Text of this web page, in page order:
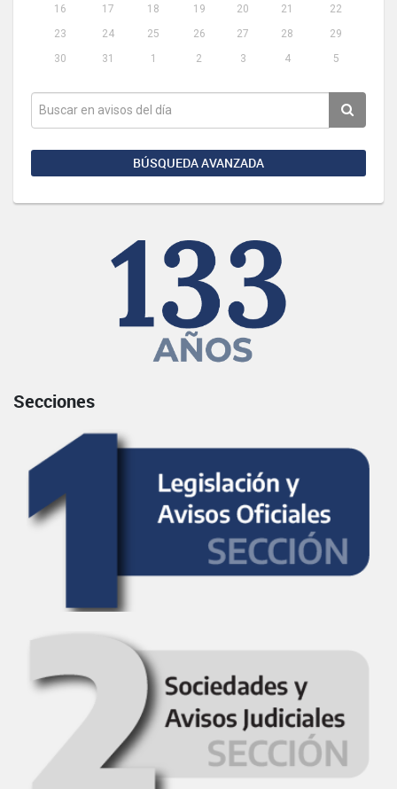
16
17 18 19 20 21
22
23
24 25 26 27 28
29
30
31 1 2 3 4 5
BÚSQUEDA AVANZADA
Secciones